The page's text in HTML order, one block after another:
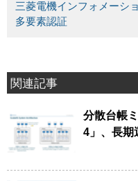
三菱電機インフォメーシ
多要素認証
関連記事
分散台帳
4」、長期